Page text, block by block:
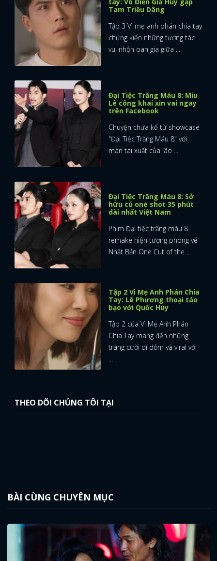
Tam Triều Dâng
Tập 3 Vì mẹ anh phán chia tay
chứng kiến những tương tác
vui nhộn oan gia giữa ...
Đại Tiệc Trăng Máu 8: Miu
Lê công khai xin vai ngay
trên Facebook
Chuyện chưa kể từ showcase
"Đại Tiệc Trăng Máu 8" với
màn tái xuất của lão ...
Đại Tiệc Trăng Máu 8: Sở
hữu cú one shot 35 phút
dài nhất Việt Nam
Phim Đại tiệc trăng máu 8
remake hiện tượng phòng vé
Nhật Bản One Cut of the ...
Tập 2 Vì Mẹ Anh Phán Chia
Tay: Lê Phương thoại táo
bạo với Quốc Huy
Tập 2 của Vì Mẹ Anh Phán
Chia Tay mang đến những
tràng cười dí dỏm và viral với
THEO DÕI CHÚNG TÔI TẠI
BÀI CÙNG CHUYÊN MỤC